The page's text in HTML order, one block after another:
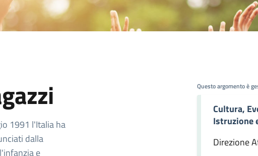
1991 l'Italia ha
dalla
e
Questo argomento è
Cultura,
Istruzione
Direzione